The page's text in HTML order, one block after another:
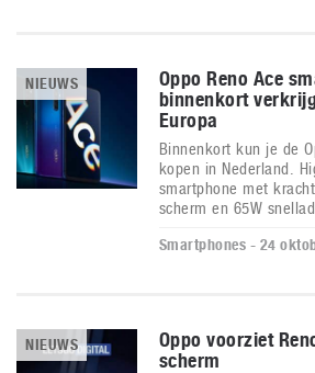
NIEUWS
Oppo Reno Ace
binnenkort
Europa
Binnenkort kun je de
kopen in Nederland.
smartphone met
scherm en 65W
Smartphones - 24
NIEUWS
Oppo voorziet
scherm